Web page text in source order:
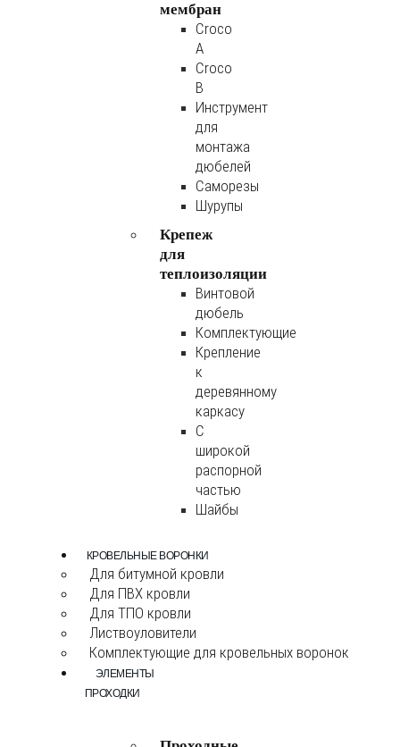
мембран
Croco
A
Croco
B
Инструмент
для
монтажа
дюбелей
Саморезы
Шурупы
Крепеж
для
теплоизоляции
Винтовой
дюбель
Комплектующие
Крепление
к
деревянному
каркасу
С
широкой
распорной
частью
Шайбы
КРОВЕЛЬНЫЕ ВОРОНКИ
Для битумной кровли
Для ПВХ кровли
Для ТПО кровли
Листвоуловители
Комплектующие для кровельных воронок
ЭЛЕМЕНТЫ
ПРОХОДКИ